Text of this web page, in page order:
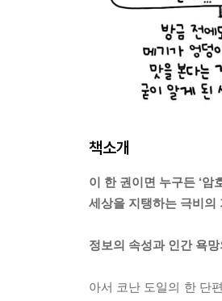
책소개
이 한 권이면 누구든 ‘암
세상을 지탱하는 극비의
정보의 속성과 인간 욕
아서 코난 도일의 한 단